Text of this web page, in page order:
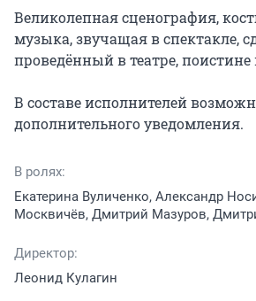
Великолепная сценография,
музыка, звучащая в спектакле,
проведённый в театре,
В составе исполнителей
дополнительного уведомления.
В ролях:
Екатерина Вуличенко, Александр
Москвичёв, Дмитрий Мазуров,
Директор:
Леонид Кулагин